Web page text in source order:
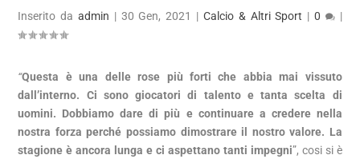
Inserito daadmin | 30 Gen, 2021 | Calcio & Altri Sport | 0 |
“Questa è una delle rose più forti che abbia mai vissuto
dall’interno. Ci sono giocatori di talento e tanta scelta di
uomini. Dobbiamo dare di più e continuare a credere nella
nostra forza perché possiamo dimostrare il nostro valore. La
stagione è ancora lunga e ci aspettano tanti impegni”, cosi si è